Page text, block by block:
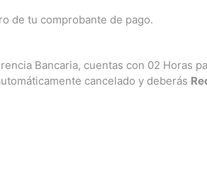
de tu comprobante de pago.
Bancaria, cuentas con 02 Horas
cancelado y deberás